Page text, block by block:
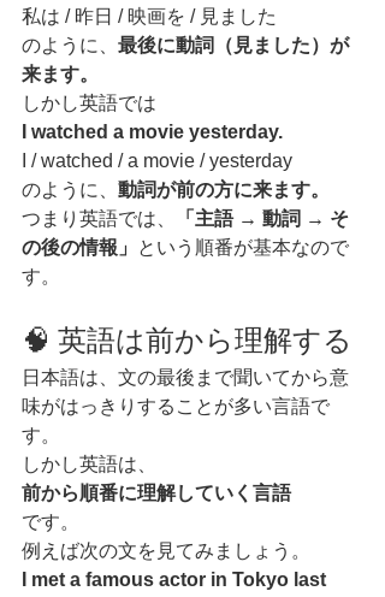
私は / 昨日 / 映画を / 見ました
のように、 最後に動詞（見ました）が
来ます。
しかし英語では
I watched a movie yesterday.
I / watched / a movie / yesterday
のように、 動詞が前の方に来ます。
つまり英語では、
「主語 → 動詞 → そ
の後の情報」
という順番が基本なので
す。
🧠 英語は前から理解する
日本語は、文の最後まで聞いてから意
味がはっきりすることが多い言語で
す。
しかし英語は、
前から順番に理解していく言語
です。
例えば次の文を見てみましょう。
I met a famous actor in Tokyo last